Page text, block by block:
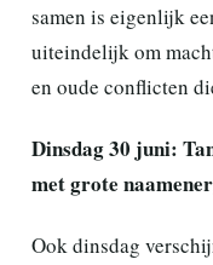
samen is eigenlijk
uiteindelijk om
en oude conflicten
Dinsdag 30 juni:
met grote
Ook dinsdag